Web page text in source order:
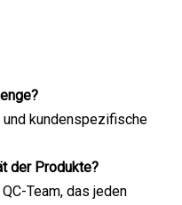
und kundenspezifische
der Produkte?
Team, das jeden